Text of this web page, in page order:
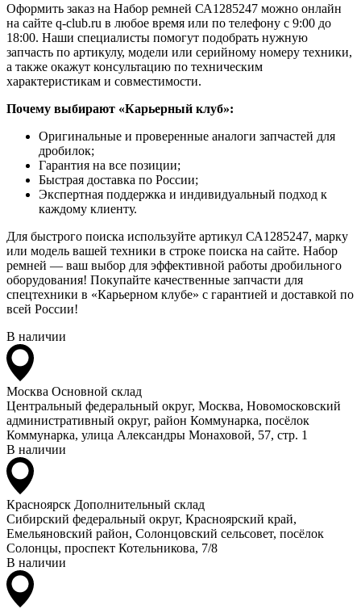
Оформить заказ на Набор ремней СА1285247 можно онлайн
на сайте q-club.ru в любое время или по телефону с 9:00 до
18:00. Наши специалисты помогут подобрать нужную
запчасть по артикулу, модели или серийному номеру техники,
а также окажут консультацию по техническим
характеристикам и совместимости.
Почему выбирают «Карьерный клуб»:
Оригинальные и проверенные аналоги запчастей для
дробилок;
Гарантия на все позиции;
Быстрая доставка по России;
Экспертная поддержка и индивидуальный подход к
каждому клиенту.
Для быстрого поиска используйте артикул СА1285247, марку
или модель вашей техники в строке поиска на сайте. Набор
ремней — ваш выбор для эффективной работы дробильного
оборудования! Покупайте качественные запчасти для
спецтехники в «Карьерном клубе» с гарантией и доставкой по
всей России!
В наличии
Москва Основной склад
Центральный федеральный округ, Москва, Новомосковский
административный округ, район Коммунарка, посёлок
Коммунарка, улица Александры Монаховой, 57, стр. 1
В наличии
Красноярск Дополнительный склад
Сибирский федеральный округ, Красноярский край,
Емельяновский район, Солонцовский сельсовет, посёлок
Солонцы, проспект Котельникова, 7/8
В наличии